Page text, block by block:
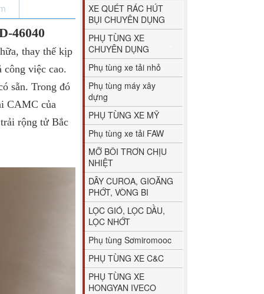
46040
thay thế kịp
việc cao.
sẵn. Trong đó
CAMC của
rộng tử Bắc
XE QUÉT RÁC HÚT
BỤI CHUYÊN DỤNG
PHỤ TÙNG XE
CHUYÊN DỤNG
Phụ tùng xe tải nhỏ
Phụ tùng máy xây
dựng
PHỤ TÙNG XE MỸ
Phụ tùng xe tải FAW
MỠ BÔI TRƠN CHỊU
NHIỆT
DÂY CUROA, GIOĂNG
PHỚT, VÒNG BI
LỌC GIÓ, LỌC DẦU,
LỌC NHỚT
Phụ tùng Sơmiromooc
PHỤ TÙNG XE C&C
PHỤ TÙNG XE
HONGYAN IVECO